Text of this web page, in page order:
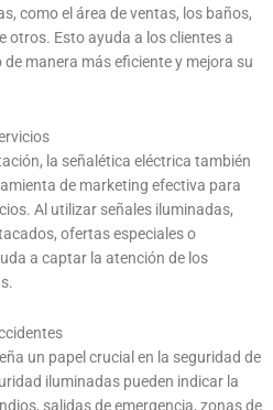
como el área de ventas, los baños,
otros. Esto ayuda a los clientes a
manera más eficiente y mejora su
la señalética eléctrica también
de marketing efectiva para
Al utilizar señales iluminadas,
ofertas especiales o
a captar la atención de los
un papel crucial en la seguridad de
iluminadas pueden indicar la
salidas de emergencia, zonas de